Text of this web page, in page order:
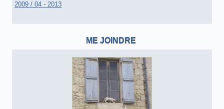
2009 / 04 - 2013
ME JOINDRE